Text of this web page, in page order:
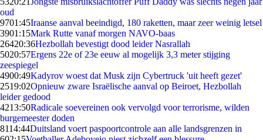
oud
9701:45Iraanse aanval beeindigd, 180 raketten, maar zeer weinig letsel
3901:15Mark Rutte vanaf morgen NAVO-baas
26420:36Hezbollah bevestigt dood leider Nasrallah
5020:57Ergens 22e of 23e eeuw al mogelijk 3,3 meter stijging
zeespiegel
4900:49Kadyrov woest dat Musk zijn Cybertruck 'uit heeft gezet'
2519:02Opnieuw zware Israëlische aanval op Beiroet, Hezbollah
leider gedood
4213:50Radicale soevereinen ook vervolgd voor terrorisme, wilden
burgemeester doden
8114:44Duitsland voert paspoortcontrole aan alle landsgrenzen in